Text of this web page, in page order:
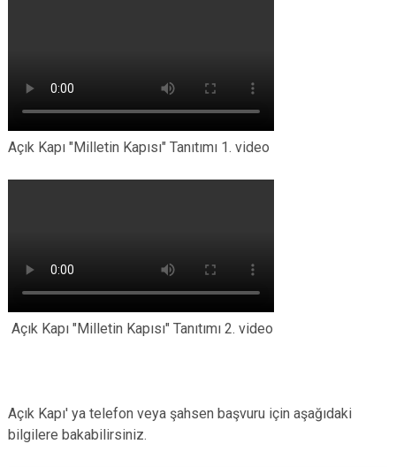
Açık Kapı "Milletin Kapısı" Tanıtımı 1. video
Açık Kapı "Milletin Kapısı" Tanıtımı 2. video
Açık Kapı' ya telefon veya şahsen başvuru için aşağıdaki
bilgilere bakabilirsiniz.